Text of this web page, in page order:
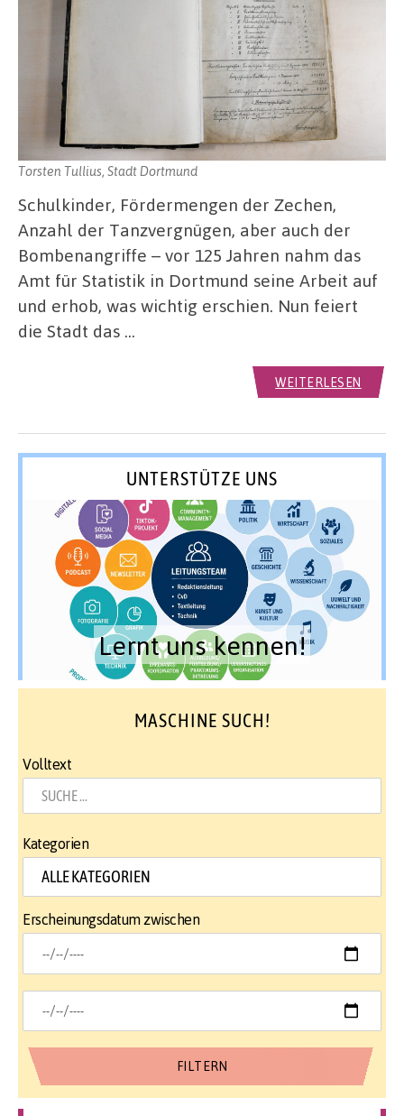
Torsten Tullius, Stadt Dortmund
Schulkinder, Fördermengen der Zechen,
Anzahl der Tanzvergnügen, aber auch der
Bombenangriffe – vor 125 Jahren nahm das
Amt für Statistik in Dortmund seine Arbeit auf
und erhob, was wichtig erschien. Nun feiert
die Stadt das …
WEITERLESEN
UNTERSTÜTZE UNS
Lernt uns kennen!
MASCHINE SUCH!
Volltext
Kategorien
Erscheinungsdatum zwischen